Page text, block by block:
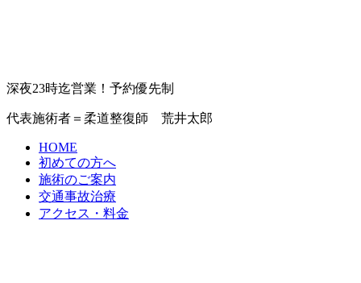
深夜23時迄営業！予約優先制
代表施術者＝柔道整復師 荒井太郎
HOME
初めての方へ
施術のご案内
交通事故治療
アクセス・料金